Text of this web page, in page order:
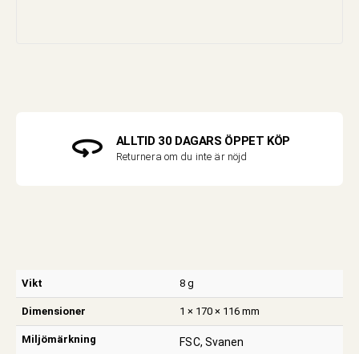
ALLTID 30 DAGARS ÖPPET KÖP
Returnera om du inte är nöjd
Vikt 8 g
Dimensioner 1 × 170 × 116 mm
Miljömärkning FSC, Svanen